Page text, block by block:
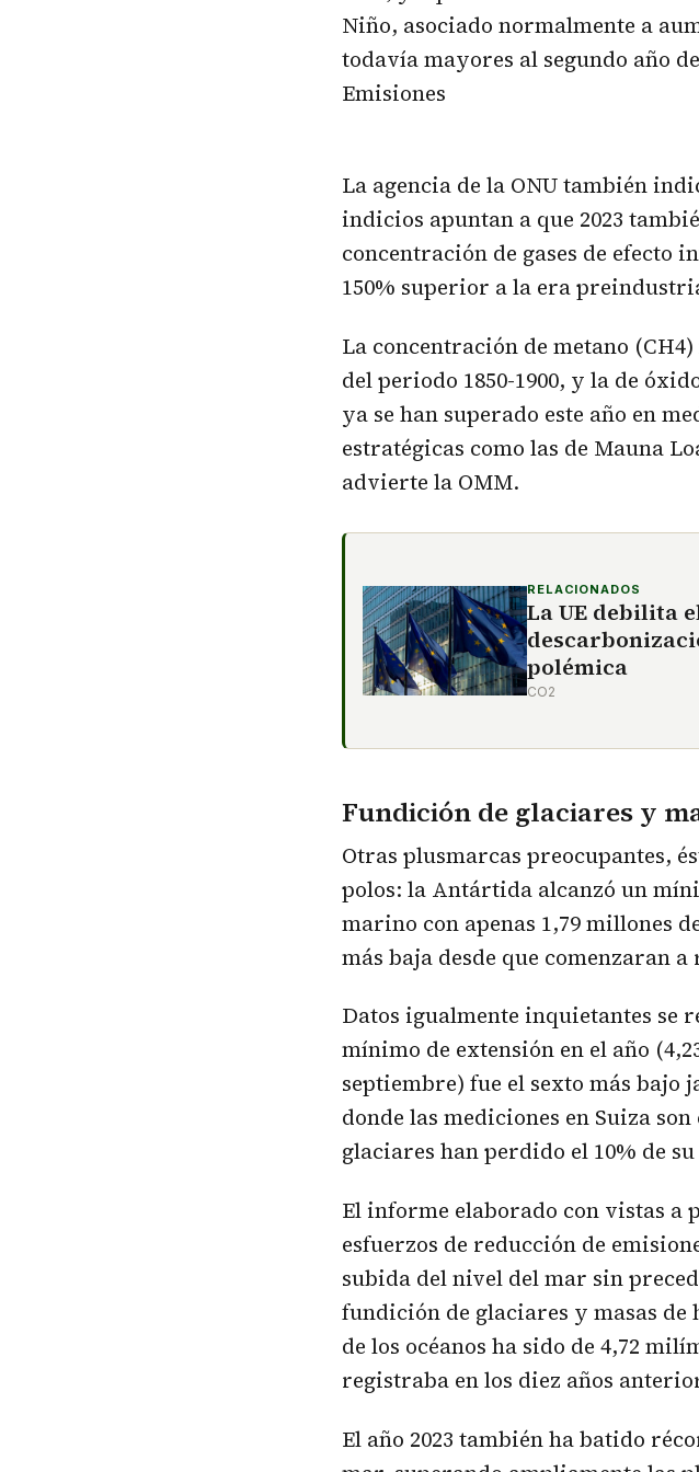
Niño, asociado normalmente a
todavía mayores al segundo año
Emisiones
La agencia de la ONU también
indicios apuntan a que 2023
concentración de gases de efecto
150% superior a la era
La concentración de metano
del periodo 1850-1900, y la de
ya se han superado este año en
estratégicas como las de Mauna
advierte la OMM.
RELACIONADOS
La UE debilita
polémica
CO2
Fundición de glaciares y
Otras plusmarcas preocupantes,
polos: la Antártida alcanzó un
marino con apenas 1,79 millones
más baja desde que comenzaran
Datos igualmente inquietantes se
mínimo de extensión en el año
septiembre) fue el sexto más bajo
donde las mediciones en Suiza
glaciares han perdido el 10% de
El informe elaborado con vistas a
esfuerzos de reducción de
subida del nivel del mar sin
fundición de glaciares y masas de
de los océanos ha sido de 4,72
registraba en los diez años
El año 2023 también ha batido